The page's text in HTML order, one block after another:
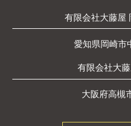
有限会社大藤屋
愛知県岡崎市
有限会社大
大阪府高槻